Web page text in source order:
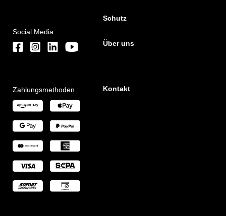
Social Media
Zahlungsmethoden
Schutz
Über uns
Kontakt